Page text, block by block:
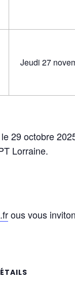
Jeudi 27
29 octobre
Lorraine.
ous vous